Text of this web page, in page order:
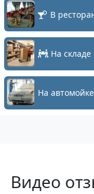
В
На складе
На автомойке
Видео